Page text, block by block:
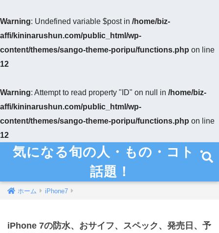
Warning: Undefined variable $post in /home/biz-
affi/kininarushun.com/public_html/wp-
content/themes/sango-theme-poripu/functions.php on line
12
Warning: Attempt to read property "ID" on null in /home/biz-
affi/kininarushun.com/public_html/wp-
content/themes/sango-theme-poripu/functions.php on line
12
気になる旬の人・もの・コト・
話題！
ホーム iPhone7
iPhone 7の防水、おサイフ、スペック、発売日、予